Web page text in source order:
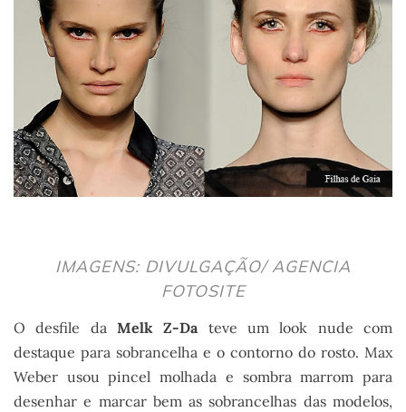
IMAGENS: DIVULGAÇÃO/ AGENCIA
FOTOSITE
O desfile da Melk Z-Da teve um look nude com
destaque para sobrancelha e o contorno do rosto. Max
Weber usou pincel molhada e sombra marrom para
desenhar e marcar bem as sobrancelhas das modelos,